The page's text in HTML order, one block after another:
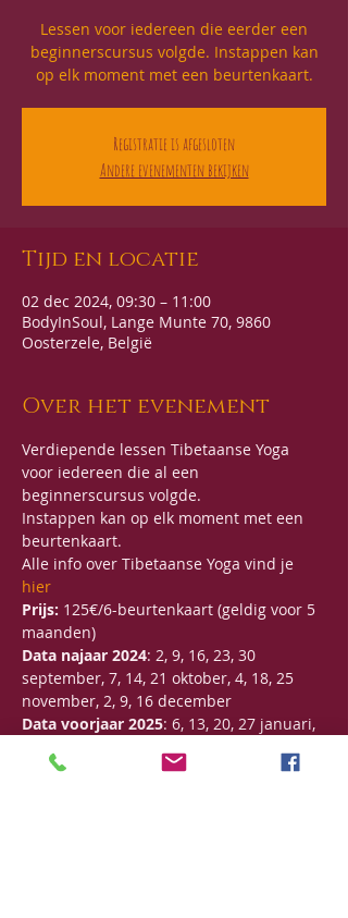
Lessen voor iedereen die eerder een
beginnerscursus volgde. Instappen kan
op elk moment met een beurtenkaart.
Registratie is afgesloten
Andere evenementen bekijken
Tijd en locatie
02 dec 2024, 09:30 – 11:00
BodyInSoul, Lange Munte 70, 9860
Oosterzele, België
Over het evenement
Verdiepende lessen Tibetaanse Yoga
voor iedereen die al een
beginnerscursus volgde.
Instappen kan op elk moment met een
beurtenkaart.
Alle info over Tibetaanse Yoga vind je
hier
Prijs: 125€/6-beurtenkaart (geldig voor 5
maanden)
Data najaar 2024: 2, 9, 16, 23, 30
september, 7, 14, 21 oktober, 4, 18, 25
november, 2, 9, 16 december
Data voorjaar 2025: 6, 13, 20, 27 januari,
28 april, 5, 12, 19, 26 mei, 2, 16, 23, 30 juni